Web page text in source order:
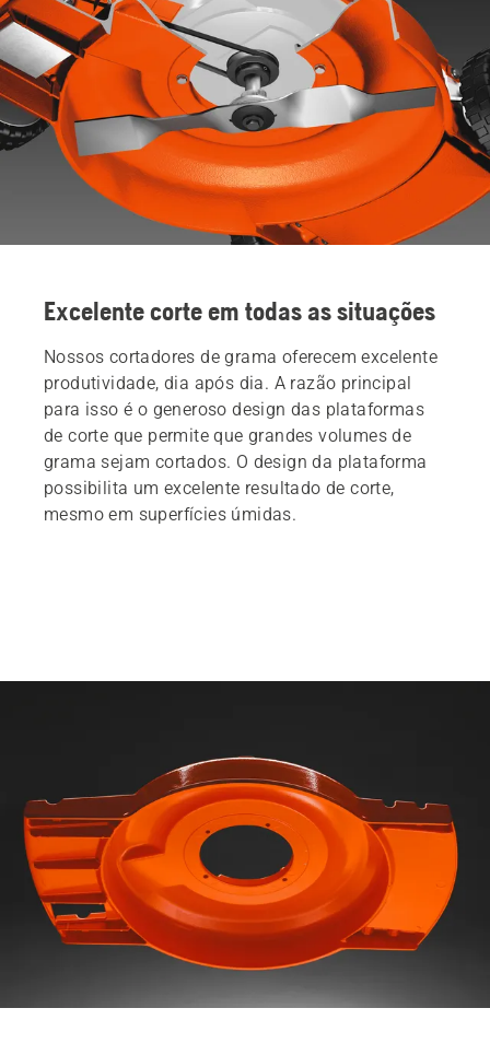
Excelente corte em todas as situações
Nossos cortadores de grama oferecem excelente
produtividade, dia após dia. A razão principal
para isso é o generoso design das plataformas
de corte que permite que grandes volumes de
grama sejam cortados. O design da plataforma
possibilita um excelente resultado de corte,
mesmo em superfícies úmidas.